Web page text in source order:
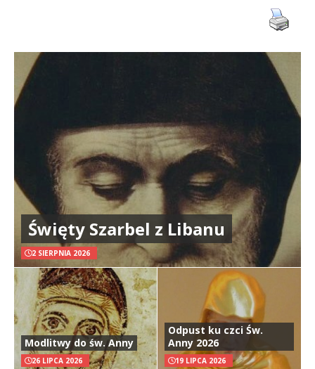
Święty Szarbel z Libanu
2 SIERPNIA 2026
Modlitwy do św. Anny
26 LIPCA 2026
Odpust ku czci Św.
Anny 2026
19 LIPCA 2026